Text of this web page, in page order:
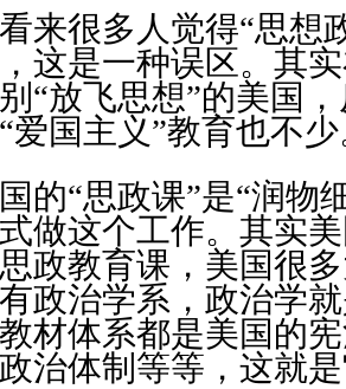
看来很多人觉得“思想
这是一种误区。其
“放飞思想”的美国
爱国主义”教育也不
的“思政课”是“润物
做这个工作。其实
政教育课，美国很
政治学系，政治学
材体系都是美国的
治体制等等，这就